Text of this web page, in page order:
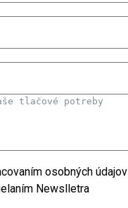
osobných údajov
Newslletra